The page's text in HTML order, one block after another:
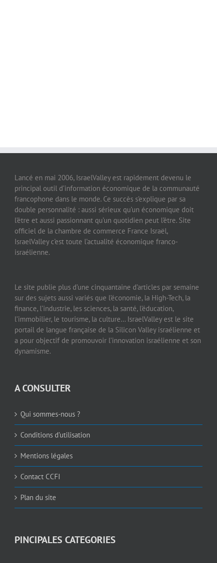
Lancé en mai 2006, IsraelValley est rapidement devenu le
principal outil d’information économique de la communauté
francophone dans le monde. Ce succès s’explique par sa
double personnalité : aussi sérieux qu’un économique doit
l’être et aussi passionnant qu’un quotidien peut l’être. Site
officiel de la chambre de commerce France Israël,
IsraelValley c’est toute l’actualité économique franco-
israélienne.
Le site publie plus d’une cinquantaine d’articles par semaine
sur des sujets aussi variés que l’économie, la High-Tech, la
finance, l’industrie, les sciences, la santé, l’éducation,
l’immobilier, le tourisme, la culture… IsraelValley est le site
portail de langue française de la Silicon Valley israélienne et
a pour objectif de promouvoir l’innovation israélienne et son
dynamisme.
A CONSULTER
Qui sommes-nous ?
Conditions d’utilisation
Mentions légales
Contact CCFI
Plan du site
PINCIPALES CATEGORIES